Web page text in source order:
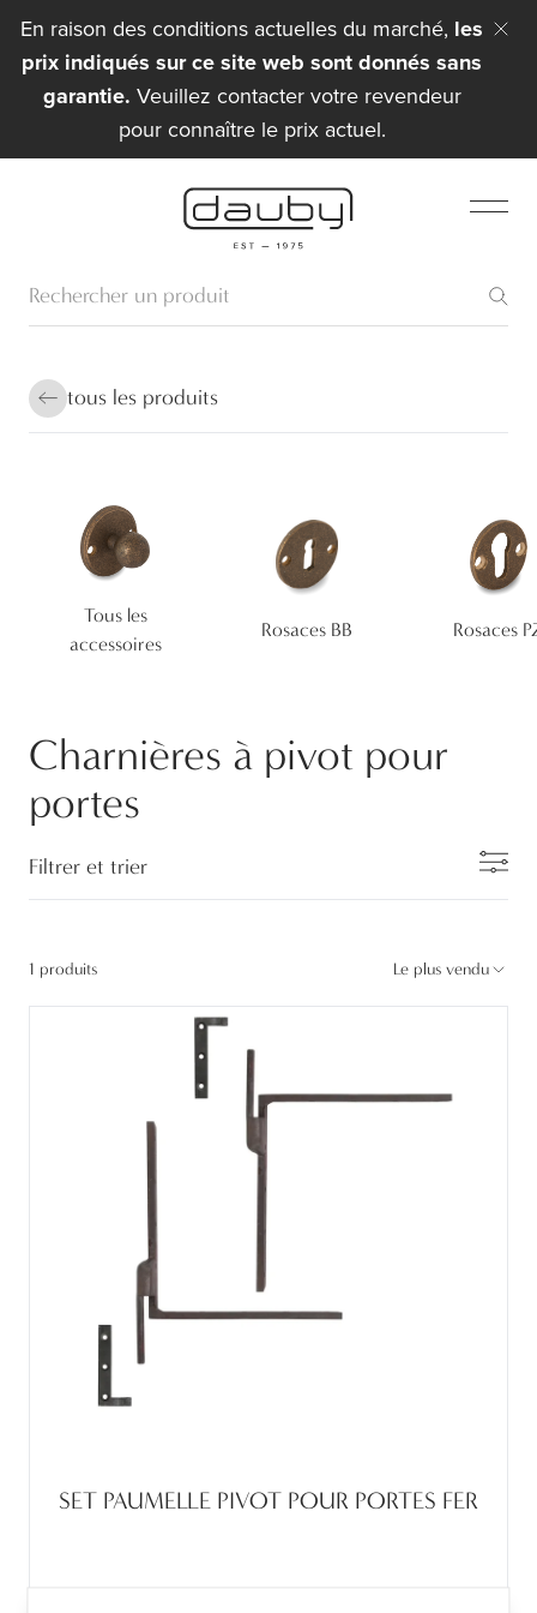
En raison des conditions actuelles du marché, les
prix indiqués sur ce site web sont donnés sans
garantie. Veuillez contacter votre revendeur
pour connaître le prix actuel.
Charnières à pivot pour
portes
Tous les
accessoires
Rosaces BB Rosaces
tous les produits
Filtrer et trier
1 produits Le plus vendu
SET PAUMELLE PIVOT POUR PORTES FER